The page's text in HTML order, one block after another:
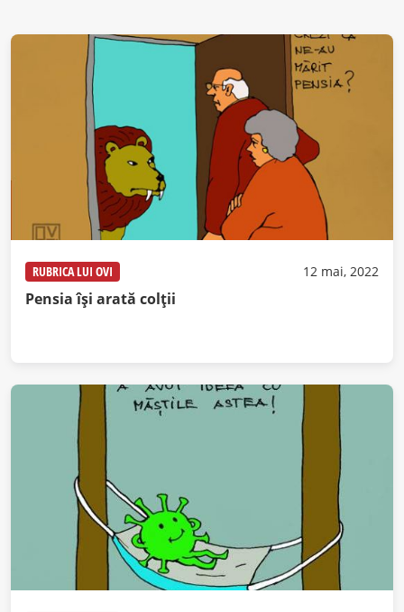
RUBRICA LUI OVI 12 mai, 2022
Pensia își arată colții